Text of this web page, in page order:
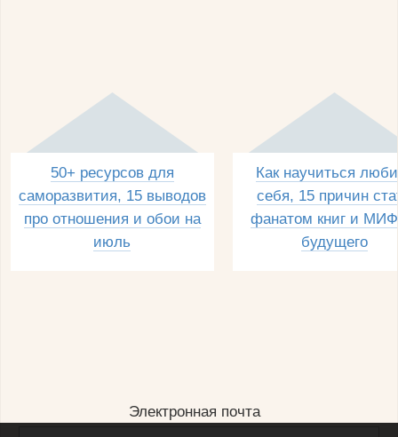
50+ ресурсов для
саморазвития, 15 выводов
про отношения и обои на
июль
Как научиться
себя, 15 причин
фанатом книг и
будущего
Электронная почта